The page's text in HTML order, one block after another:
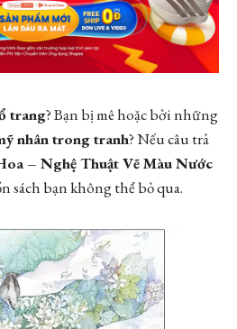
trang? Bạn bị mê hoặc bởi những
nhân trong tranh? Nếu câu trả
– Nghệ Thuật Vẽ Màu Nước
sách bạn không thể bỏ qua.